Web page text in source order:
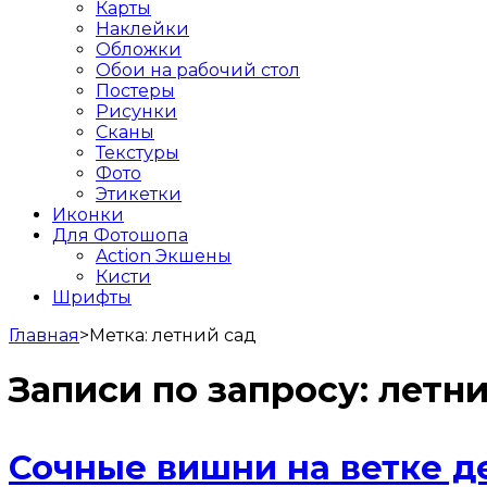
Карты
Наклейки
Обложки
Обои на рабочий стол
Постеры
Рисунки
Сканы
Текстуры
Фото
Этикетки
Иконки
Для Фотошопа
Action Экшены
Кисти
Шрифты
Главная>Метка:летний сад
Записи по запросу:
Сочные вишни на ветке